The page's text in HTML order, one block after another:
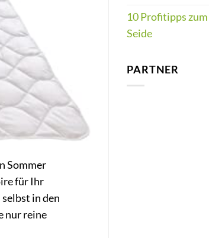
Sommer
für Ihr
in den
nur reine
10 Profitipps
Seide
PARTNER